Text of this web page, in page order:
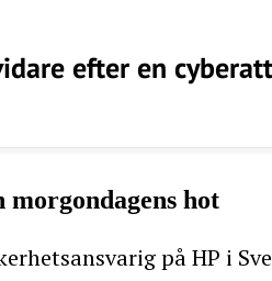
efter en
morgondagens hot
på HP i